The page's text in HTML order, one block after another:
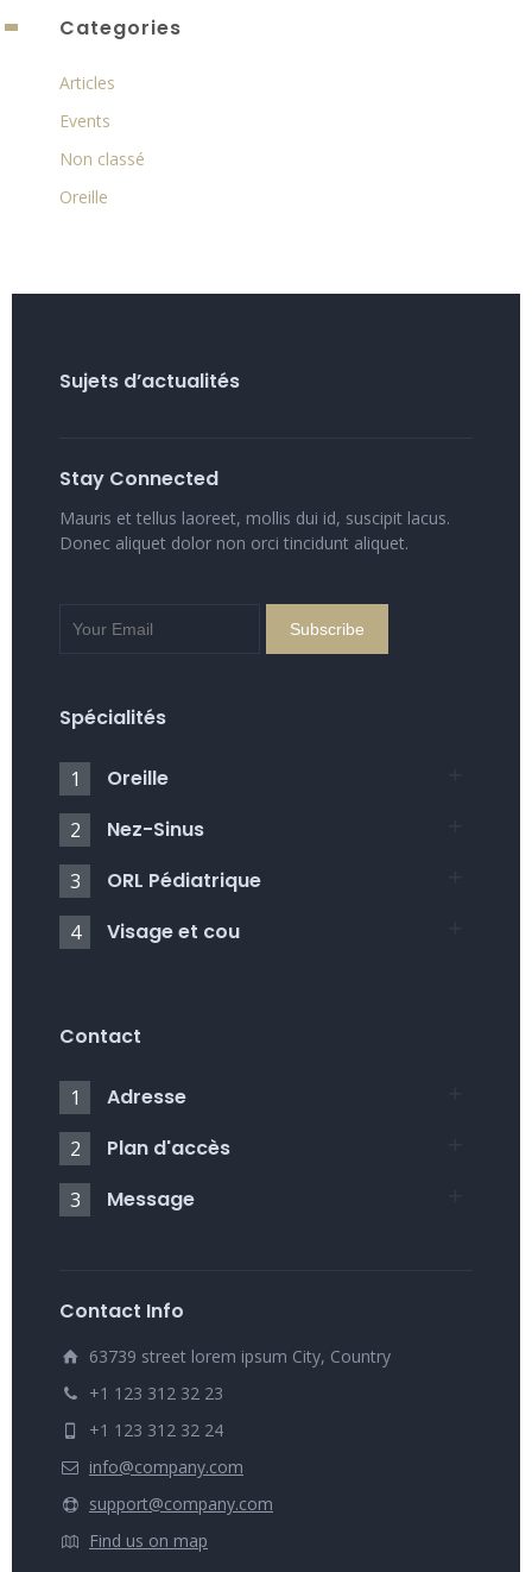
Categories
Articles
Events
Non classé
Oreille
Sujets d’actualités
Stay Connected
Mauris et tellus laoreet, mollis dui id, suscipit lacus.
Donec aliquet dolor non orci tincidunt aliquet.
Spécialités
1 Oreille
2 Nez-Sinus
3 ORL Pédiatrique
4 Visage et cou
Contact
1 Adresse
2 Plan d'accès
3 Message
Contact Info
63739 street lorem ipsum City, Country
+1 123 312 32 23
+1 123 312 32 24
info@company.com
support@company.com
Find us on map